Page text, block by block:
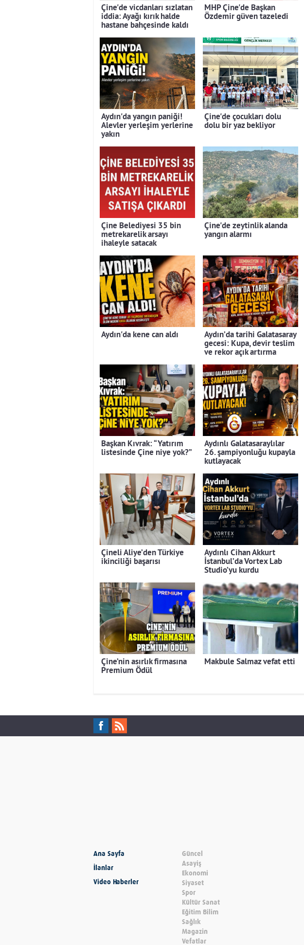
Çine'de vicdanları sızlatan
iddia: Ayağı kırık halde
hastane bahçesinde kaldı
MHP Çine'de Başkan
Özdemir güven tazeledi
Aydın'da yangın paniği!
Alevler yerleşim yerlerine
yakın
Çine'de çocukları dolu
dolu bir yaz bekliyor
Çine Belediyesi 35 bin
metrekarelik arsayı
ihaleyle satacak
Çine'de zeytinlik alanda
yangın alarmı
Aydın'da kene can aldı
Aydın’da tarihi Galatasaray
gecesi: Kupa, devir teslim
ve rekor açık artırma
Başkan Kıvrak: “Yatırım
listesinde Çine niye yok?”
Aydınlı Galatasaraylılar
26. şampiyonluğu kupayla
kutlayacak
Çineli Aliye’den Türkiye
ikinciliği başarısı
Aydınlı Cihan Akkurt
İstanbul’da Vortex Lab
Studio’yu kurdu
Çine’nin asırlık firmasına
Premium Ödül
Makbule Salmaz vefat etti
Ana Sayfa
İlanlar
Video Haberler
Güncel
Asayiş
Ekonomi
Siyaset
Spor
Kültür Sanat
Eğitim Bilim
Sağlık
Magazin
Vefatlar